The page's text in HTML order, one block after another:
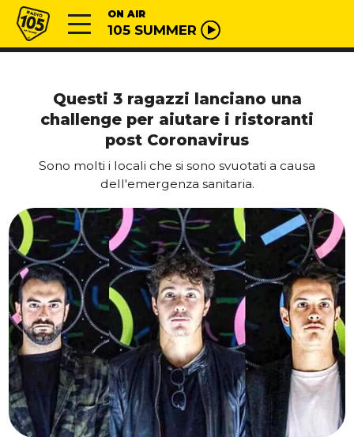
Vai al contenuto
Radio 105 ON AIR
105 SUMMER
Questi 3 ragazzi lanciano una
challenge per aiutare i ristoranti
post Coronavirus
Sono molti i locali che si sono svuotati a causa
dell'emergenza sanitaria.